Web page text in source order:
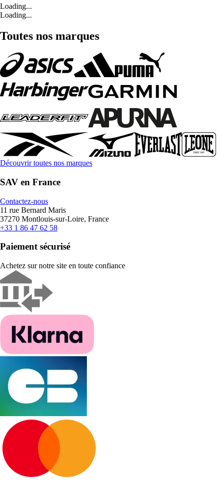
Loading...
Loading...
Toutes nos marques
Découvrir toutes nos marques
SAV en France
Contactez-nous
11 rue Bernard Maris
37270 Montlouis-sur-Loire, France
+33 1 86 47 62 58
Paiement sécurisé
Achetez sur notre site en toute confiance